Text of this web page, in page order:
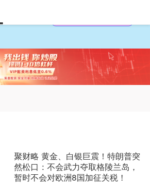
聚财略 黄金、白银巨震！特朗普突
然松口：不会武力夺取格陵兰岛，
暂时不会对欧洲8国加征关税！